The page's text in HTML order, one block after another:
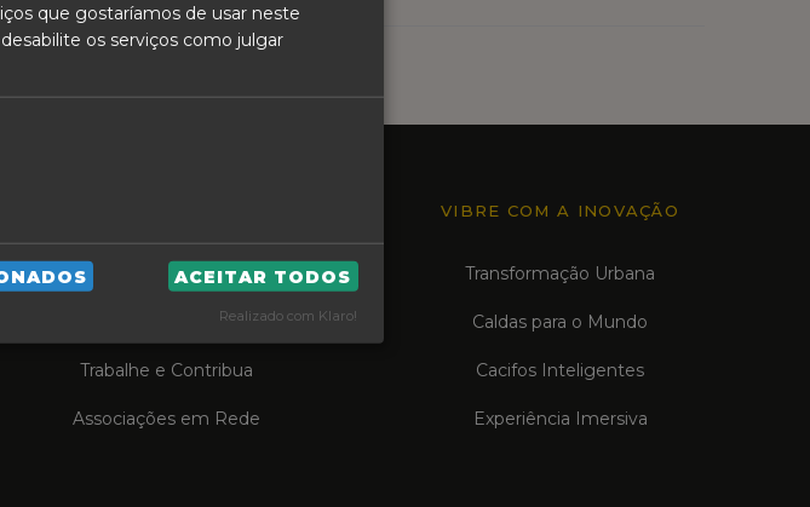
O que está a acontecer
Percorra e Explore
Trabalhe e Contribua
Associações em Rede
VIBRE COM A INOVAÇÃO
Transformação Urbana
Caldas para o Mundo
Cacifos Inteligentes
Experiência Imersiva
que gostaríamos de usar neste
os serviços como julgar
ACEITAR TODOS
Realizado com Klaro!